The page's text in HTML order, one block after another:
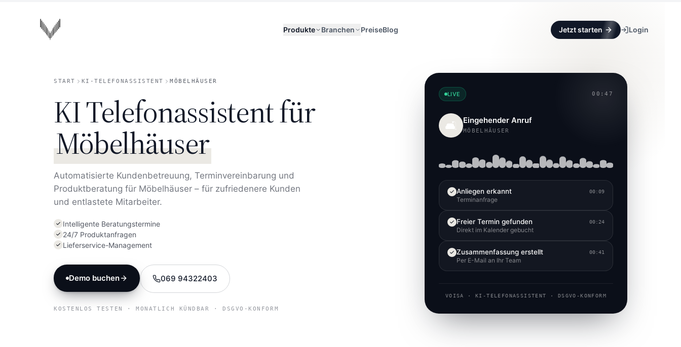
VOISA
Produkte Branchen PreiseBlog Jetzt starten Login
START KI-TELEFONASSISTENT MÖBELHÄUSER
KI Telefonassistent für
Möbelhäuser
Automatisierte Kundenbetreuung, Terminvereinbarung und
Produktberatung für Möbelhäuser – für zufriedenere Kunden
und entlastete Mitarbeiter.
Intelligente Beratungstermine
24/7 Produktanfragen
Lieferservice-Management
Demo buchen 069 94322403
KOSTENLOS TESTEN · MONATLICH KÜNDBAR · DSGVO-KONFORM
LIVE 00:47
🛋️ Eingehender Anruf
MÖBELHÄUSER
Anliegen erkannt
Terminanfrage
00:09
Freier Termin gefunden
Direkt im Kalender gebucht
00:24
Zusammenfassung erstellt
Per E-Mail an Ihr Team
00:41
VOISA · KI-TELEFONASSISTENT · DSGVO-KONFORM